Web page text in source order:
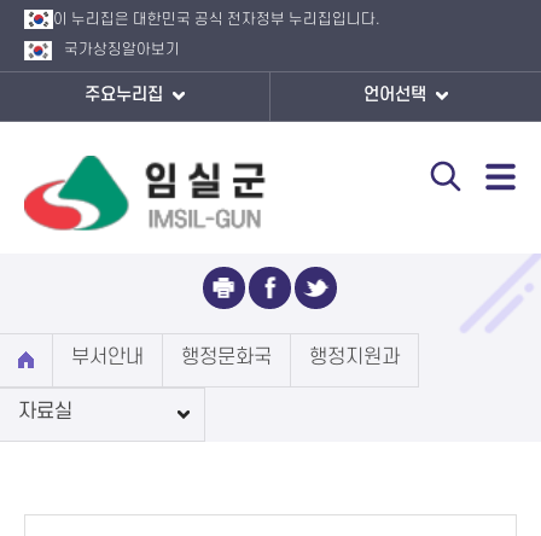
이 누리집은 대한민국 공식 전자정부 누리집입니다.
국가상징 알아보기
주요누리집 언어선택
자료실
부서안내 행정문화국 행정지원과
자료실